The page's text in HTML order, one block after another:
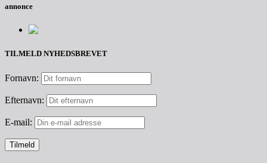
annonce
TILMELD NYHEDSBREVET
Fornavn:
Efternavn:
E-mail: